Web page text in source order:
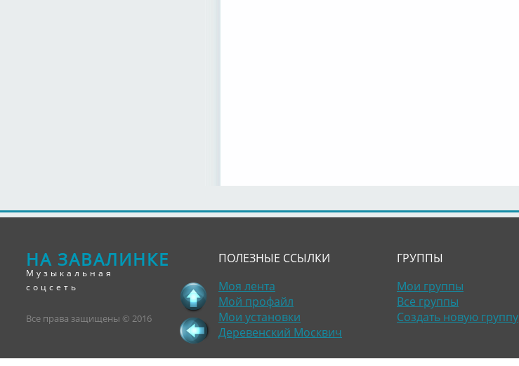
НА ЗАВАЛИНКЕ
Музыкальная
соцсеть
Все права защищены © 2016
ПОЛЕЗНЫЕ ССЫЛКИ
Моя лента
Мой профайл
Мои установки
Деревенский Москвич
ГРУППЫ
Мои группы
Все группы
Создать новую группу